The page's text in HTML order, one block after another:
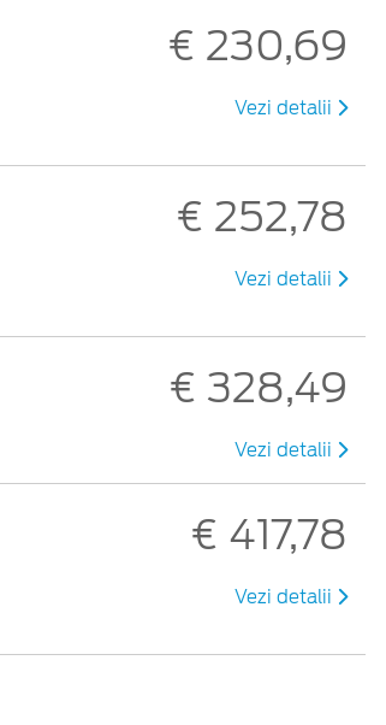
€ 230,69
Vezi detalii
€ 252,78
Vezi detalii
€ 328,49
Vezi detalii
€ 417,78
Vezi detalii